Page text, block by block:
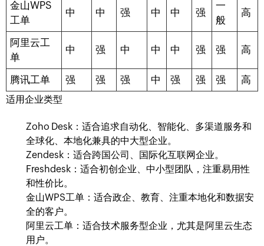
金山WPS
工单
中 中 强 中 中 强
一
般
高
阿里云工
单
中 强 中 中 中 强 强 高
腾讯工单 强 强 强 中 强 强 强 高
适用企业类型
Zoho Desk：适合追求自动化、智能化、多渠道服务和
全球化、本地化兼具的中大型企业。
Zendesk：适合跨国公司、国际化互联网企业。
Freshdesk：适合初创企业、中小型团队，注重易用性
和性价比。
金山WPS工单：适合政企、教育、注重本地化和数据安
全的客户。
阿里云工单：适合技术服务型企业，尤其是阿里云生态
用户。